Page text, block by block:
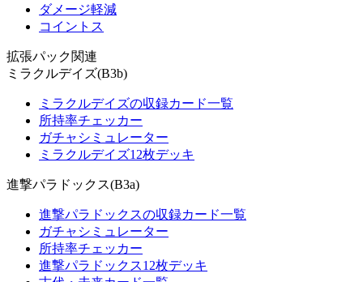
ダメージ軽減
コイントス
拡張パック関連
ミラクルデイズ(B3b)
ミラクルデイズの収録カード一覧
所持率チェッカー
ガチャシミュレーター
ミラクルデイズ12枚デッキ
進撃パラドックス(B3a)
進撃パラドックスの収録カード一覧
ガチャシミュレーター
所持率チェッカー
進撃パラドックス12枚デッキ